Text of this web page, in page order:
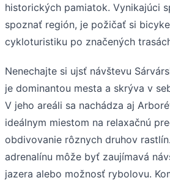
historických pamiatok. Vynikajúci
spoznať región, je požičať si
cykloturistiku po značených
Nenechajte si ujsť návštevu
je dominantou mesta a skrýva v
V jeho areáli sa nachádza aj
ideálnym miestom na relaxačnú
obdivovanie rôznych druhov
adrenalínu môže byť zaujímavá
jazera alebo možnosť rybolovu.